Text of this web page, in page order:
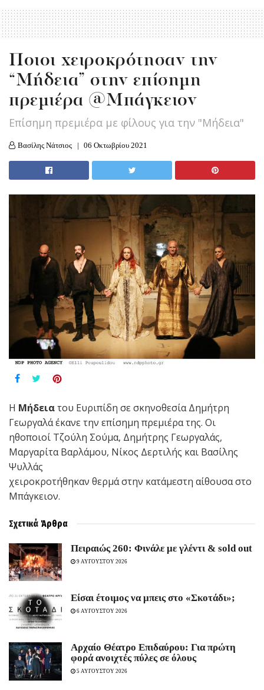
Ποιοι χειροκρότησαν την
“Μήδεια” στην επίσημη
πρεμιέρα @Μπάγκειον
Επίσημη πρεμιέρα με φίλους για την "Μήδεια"
Βασίλης Νάτσιος 06 Οκτωβρίου 2021
Η Mήδειατου Ευριπίδη σε σκηνοθεσία Δημήτρη
Γεωργαλά έκανε την επίσημη πρεμιέρα της. Οι
ηθοποιοί Τζούλη Σούμα, Δημήτρης Γεωργαλάς,
Μαργαρίτα Βαρλάμου, Νίκος Δερτιλής και Βασίλης
Ψυλλάς
χειροκροτήθηκαν θερμά στην κατάμεστη αίθουσα στο
Μπάγκειον.
Σχετικά Άρθρα
Πειραιώς 260: Φινάλε με γλέντι & sold out
9 ΑΥΓΟΥΣΤΟΥ 2026
Είσαι έτοιμος να μπεις στο «Σκοτάδι»;
6 ΑΥΓΟΥΣΤΟΥ 2026
Αρχαίο Θέατρο Επιδαύρου: Για πρώτη
φορά ανοιχτές πύλες σε όλους
5 ΑΥΓΟΥΣΤΟΥ 2026